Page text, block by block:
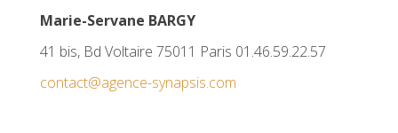
Marie-Servane BARGY
41 bis, Bd Voltaire 75011 Paris 01.46.59.22.57
contact@agence-synapsis.com